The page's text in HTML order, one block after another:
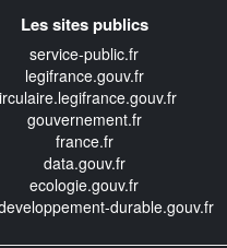
Les sites publics
service-public.fr
legifrance.gouv.fr
gouvernement.fr
france.fr
data.gouv.fr
ecologie.gouv.fr
durable.gouv.fr